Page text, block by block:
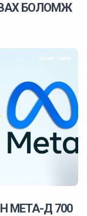
БОЛОМЖ
META-Д 700